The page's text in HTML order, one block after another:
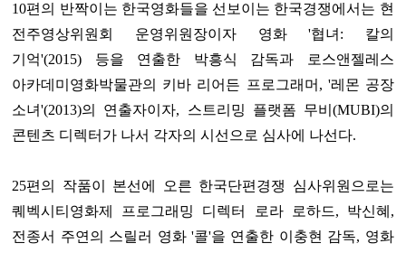
10편의 반짝이는 한국영화들을 선보이는 한국경쟁에서는 현
전주영상위원회 운영위원장이자 영화 '협녀: 칼의
기억'(2015) 등을 연출한 박흥식 감독과 로스앤젤레스
아카데미영화박물관의 키바 리어든 프로그래머, '레몬 공장
소녀'(2013)의 연출자이자, 스트리밍 플랫폼 무비(MUBI)의
콘텐츠 디렉터가 나서 각자의 시선으로 심사에 나선다.
25편의 작품이 본선에 오른 한국단편경쟁 심사위원으로는
퀘벡시티영화제 프로그래밍 디렉터 로라 로하드, 박신혜,
전종서 주연의 스릴러 영화 '콜'을 연출한 이충현 감독, 영화